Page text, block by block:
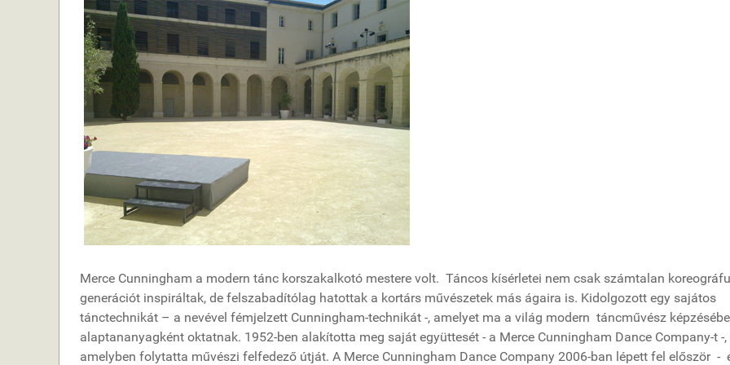
Merce Cunningham a modern tánc korszakalkotó mestere volt. Táncos kísérletei nem csak számtalan
generációt inspiráltak, de felszabadítólag hatottak a kortárs művészetek más ágaira is. Kidolgozott egy sajátos
tánctechnikát – a nevével fémjelzett Cunningham-technikát -, amelyet ma a világ modern táncművész
alaptananyagként oktatnak. 1952-ben alakította meg saját együttesét - a Merce Cunningham Dance Company-t -,
amelyben folytatta művészi felfedező útját. A Merce Cunningham Dance Company 2006-ban lépett fel először -